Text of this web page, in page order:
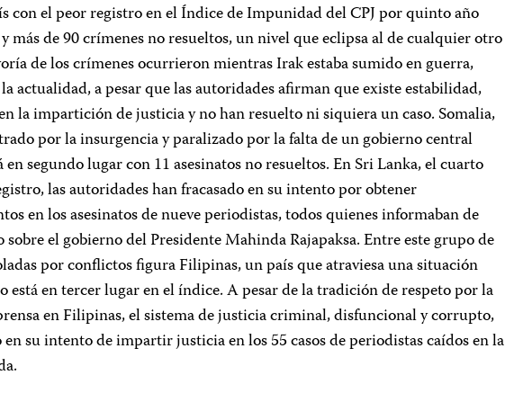
con el peor registro en el Índice de Impunidad del CPJ por quinto año
más de 90 crímenes no resueltos, un nivel que eclipsa al de cualquier otro
de los crímenes ocurrieron mientras Irak estaba sumido en guerra,
actualidad, a pesar que las autoridades afirman que existe estabilidad,
la impartición de justicia y no han resuelto ni siquiera un caso. Somalia,
por la insurgencia y paralizado por la falta de un gobierno central
en segundo lugar con 11 asesinatos no resueltos. En Sri Lanka, el cuarto
las autoridades han fracasado en su intento por obtener
en los asesinatos de nueve periodistas, todos quienes informaban de
el gobierno del Presidente Mahinda Rajapaksa. Entre este grupo de
por conflictos figura Filipinas, un país que atraviesa una situación
está en tercer lugar en el índice. A pesar de la tradición de respeto por la
en Filipinas, el sistema de justicia criminal, disfuncional y corrupto,
en su intento de impartir justicia en los 55 casos de periodistas caídos en la